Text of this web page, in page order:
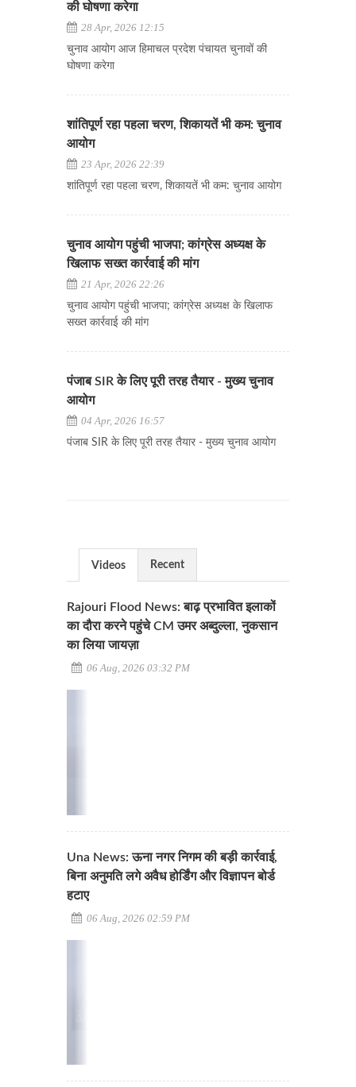
की घोषणा करेगा
28 Apr, 2026 12:15
चुनाव आयोग आज हिमाचल प्रदेश पंचायत चुनावों की
घोषणा करेगा
शांतिपूर्ण रहा पहला चरण, शिकायतें भी कम: चुनाव
आयोग
23 Apr, 2026 22:39
शांतिपूर्ण रहा पहला चरण, शिकायतें भी कम: चुनाव आयोग
चुनाव आयोग पहुंची भाजपा; कांग्रेस अध्यक्ष के
खिलाफ सख्त कार्रवाई की मांग
21 Apr, 2026 22:26
चुनाव आयोग पहुंची भाजपा; कांग्रेस अध्यक्ष के खिलाफ
सख्त कार्रवाई की मांग
पंजाब SIR के लिए पूरी तरह तैयार - मुख्य चुनाव
आयोग
04 Apr, 2026 16:57
पंजाब SIR के लिए पूरी तरह तैयार - मुख्य चुनाव आयोग
Videos Recent
Rajouri Flood News: बाढ़ प्रभावित इलाकों
का दौरा करने पहुंचे CM उमर अब्दुल्ला, नुकसान
का लिया जायज़ा
06 Aug, 2026 03:32 PM
Una News: ऊना नगर निगम की बड़ी कार्रवाई,
बिना अनुमति लगे अवैध होर्डिंग और विज्ञापन बोर्ड
हटाए
06 Aug, 2026 02:59 PM